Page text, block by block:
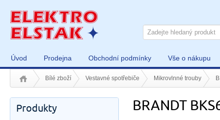
Úvod Prodejna Obchodní podmínky Vše o nákupu
Bílé zboží Vestavné spotřebiče Mikrovlnné trouby
BRANDT
Produkty